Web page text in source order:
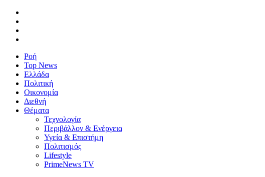
Ροή
Top News
Ελλάδα
Πολιτική
Οικονομία
Διεθνή
Θέματα
Τεχνολογία
Περιβάλλον & Ενέργεια
Υγεία & Επιστήμη
Πολιτισμός
Lifestyle
PrimeNews TV